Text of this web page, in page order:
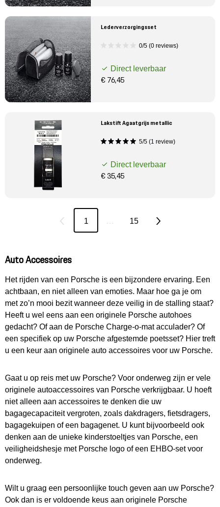
Lederverzorgingsset
0/5 (0 reviews)
Direct leverbaar
€ 76,45
Lakstift Agaatgrijs metallic
5/5 (1 review)
Direct leverbaar
€ 35,45
1 … 15
Auto Accessoires
Het rijden van een Porsche is een bijzondere ervaring. Een
achtbaan, en niet alleen van emoties. Maar hoe ga je om
met zo’n mooi bezit wanneer deze veilig in de stalling staat?
Heeft u wel eens aan een originele Porsche autohoes
gedacht? Of aan de Porsche Charge-o-mat acculader? Of
een specifiek op uw Porsche afgestemde poetsset? Hier treft
u een keur aan originele auto accessoires voor uw Porsche.
Gaat u op reis met uw Porsche? Voor onderweg zijn er vele
originele autoaccessoires van Porsche verkrijgbaar. U hoeft
niet alleen aan accessoires te denken die uw
bagagecapaciteit vergroten, zoals dakdragers, fietsdragers,
bagagekuipen of een bagagenet. U kunt bijvoorbeeld ook
denken aan de unieke kinderstoeltjes van Porsche, een
veiligheidshesje met Porsche logo of een EHBO-set voor
onderweg.
Wilt u graag een persoonlijke touch geven aan uw Porsche?
Ook dan is er voldoende keus aan originele Porsche